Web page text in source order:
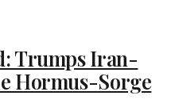
Trumps Iran-
Hormus-Sorge